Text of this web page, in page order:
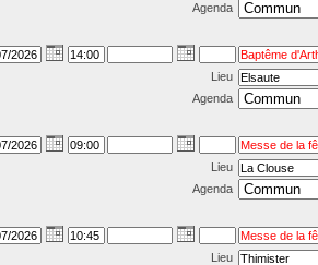
Agenda
Lieu
Agenda
Lieu
Agenda
Lieu